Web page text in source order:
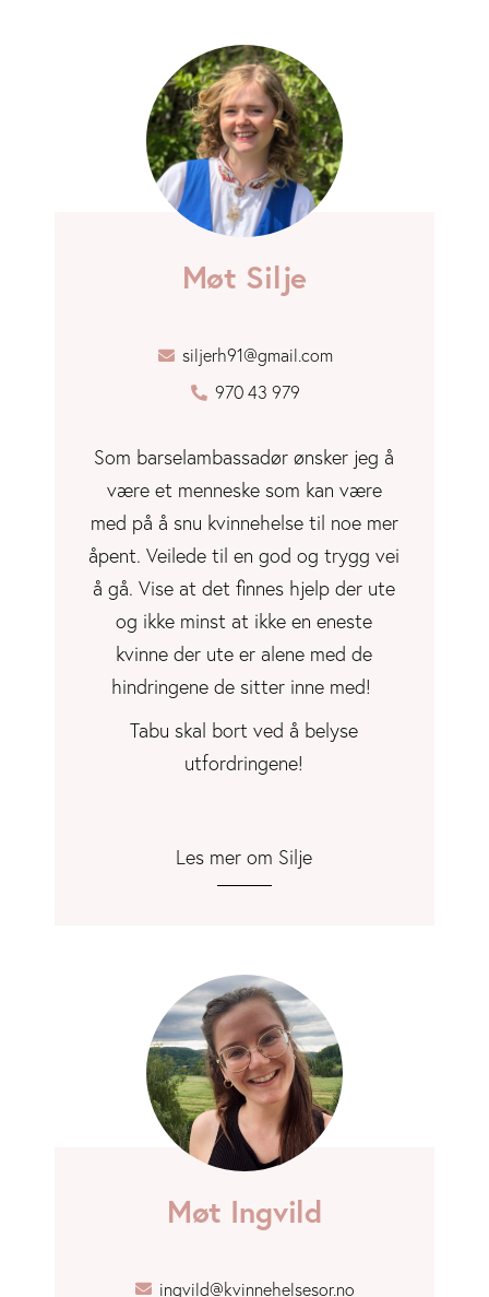
Møt Silje
siljerh91@gmail.com
970 43 979
Som barselambassadør ønsker jeg å
være et menneske som kan være
med på å snu kvinnehelse til noe mer
åpent. Veilede til en god og trygg vei
å gå. Vise at det finnes hjelp der ute
og ikke minst at ikke en eneste
kvinne der ute er alene med de
hindringene de sitter inne med!
Tabu skal bort ved å belyse
utfordringene!
Les mer om Silje
Møt Ingvild
ingvild@kvinnehelsesor.no